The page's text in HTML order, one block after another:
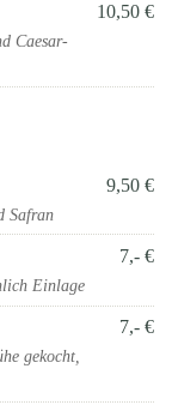
Caesar-
10,50 €
Safran
9,50 €
Einlage
7,- €
gekocht,
7,- €